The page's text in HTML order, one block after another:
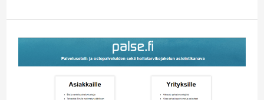
-
portaalin